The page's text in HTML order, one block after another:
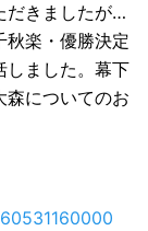
だきましたが…
秋楽・優勝決定
しました。幕下
森についてのお